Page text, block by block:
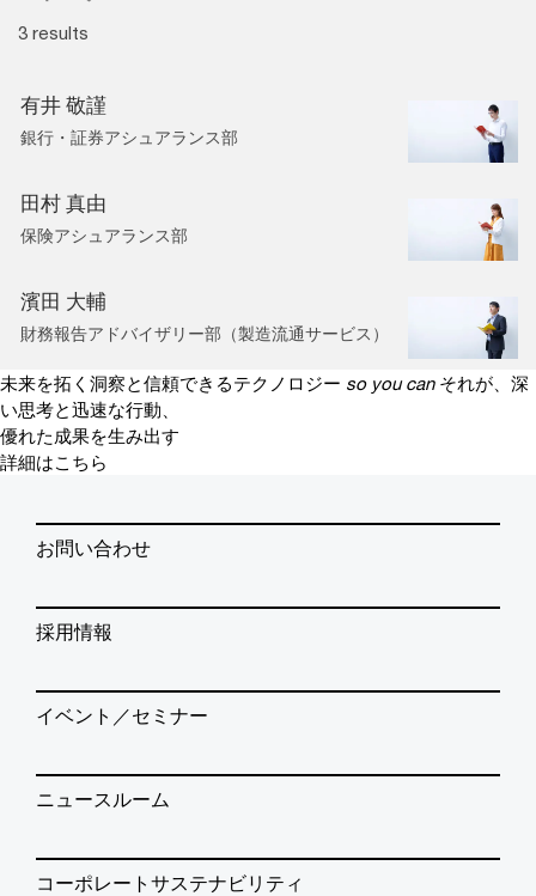
3 results
有井 敬謹
銀行・証券アシュアランス部
田村 真由
保険アシュアランス部
濱田 大輔
財務報告アドバイザリー部（製造流通サービス）
未来を拓く洞察と信頼できるテクノロジー so you can それが、深
い思考と迅速な行動、
優れた成果を生み出す
詳細はこちら
お問い合わせ
採用情報
イベント／セミナー
ニュースルーム
コーポレートサステナビリティ